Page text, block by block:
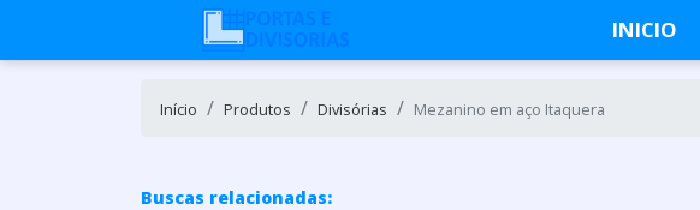
INICIO
Início Produtos Divisórias Mezanino em aço Itaquera
Buscas relacionadas: